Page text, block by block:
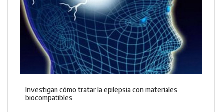
Investigan cómo tratar la epilepsia con materiales
biocompatibles